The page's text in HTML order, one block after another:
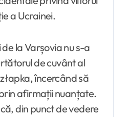
a Ucrainei.
la Varșovia nu s-a
de cuvânt al
încercând să
afirmații nuanțate.
din punct de vedere